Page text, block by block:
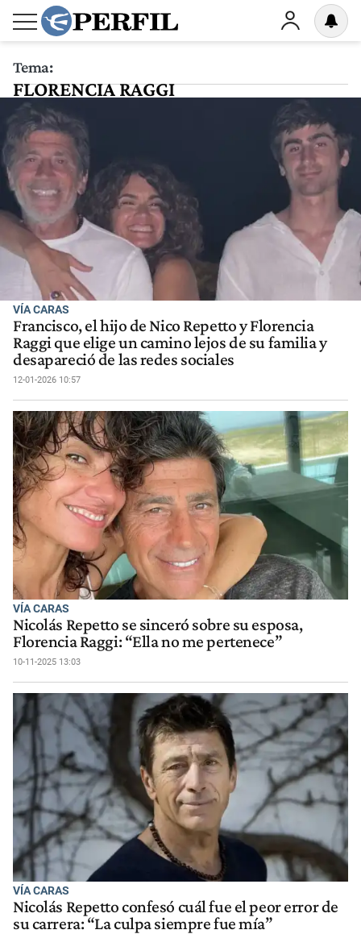
Tema:
FLORENCIA RAGGI
VÍA CARAS
Francisco, el hijo de Nico Repetto y Florencia
Raggi que elige un camino lejos de su familia y
desapareció de las redes sociales
12-01-2026 10:57
VÍA CARAS
Nicolás Repetto se sinceró sobre su esposa,
Florencia Raggi: “Ella no me pertenece”
10-11-2025 13:03
VÍA CARAS
Nicolás Repetto confesó cuál fue el peor error de
su carrera: “La culpa siempre fue mía”